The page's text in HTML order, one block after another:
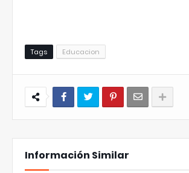
Tags Educacion
Información Similar